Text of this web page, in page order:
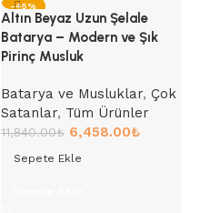
-45%
Altın Beyaz Uzun Şelale
Batarya – Modern ve Şık
Pirinç Musluk
Batarya ve Musluklar, Çok
Satanlar, Tüm Ürünler
11,840.00₺ 6,458.00₺
Sepete Ekle